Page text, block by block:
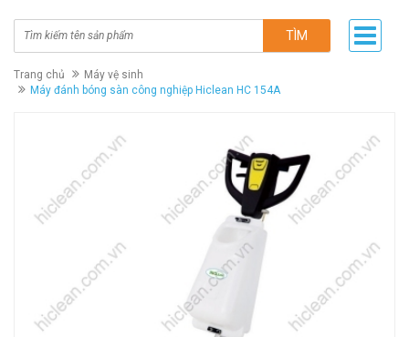
TÌM
Trang chủ
Máy vệ sinh
Máy đánh bóng sàn công nghiệp Hiclean HC 154A